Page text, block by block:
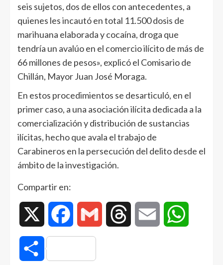
seis sujetos, dos de ellos con antecedentes, a
quienes les incautó en total 11.500 dosis de
marihuana elaborada y cocaína, droga que
tendría un avalúo en el comercio ilícito de más de
66 millones de pesos», explicó el Comisario de
Chillán, Mayor Juan José Moraga.
En estos procedimientos se desarticuló, en el
primer caso, a una asociación ilícita dedicada a la
comercialización y distribución de sustancias
ilícitas, hecho que avala el trabajo de
Carabineros en la persecución del delito desde el
ámbito de la investigación.
Compartir en:
Facebook Gmail Threads Email
Compartir